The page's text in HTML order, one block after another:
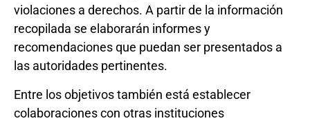
violaciones a derechos. A partir de la información
recopilada se elaborarán informes y
recomendaciones que puedan ser presentados a
las autoridades pertinentes.
Entre los objetivos también está establecer
colaboraciones con otras instituciones